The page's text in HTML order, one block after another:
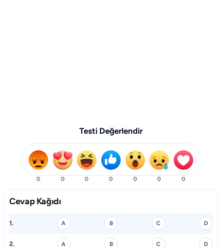
Testi Değerlendir
0 0 0 0 0 0 0
Cevap Kağıdı
1. A B C D
2. A B C D